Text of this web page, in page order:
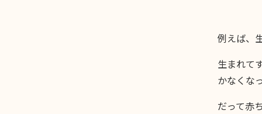
例えば、
生まれて
かなくな
だって赤